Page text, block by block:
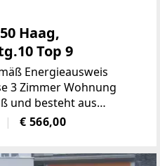
Haag,
Top 9
Energieausweis
3 Zimmer Wohnung
und besteht aus
Bad, WC, Vorraum, und
€ 566,00